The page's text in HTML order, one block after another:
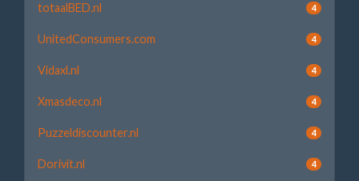
totaalBED.nl 4
UnitedConsumers.com 4
Vidaxl.nl 4
Xmasdeco.nl 4
Puzzeldiscounter.nl 4
Dorivit.nl 4